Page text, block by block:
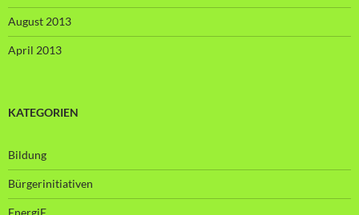
August 2013
April 2013
KATEGORIEN
Bildung
Bürgerinitiativen
EnergiE